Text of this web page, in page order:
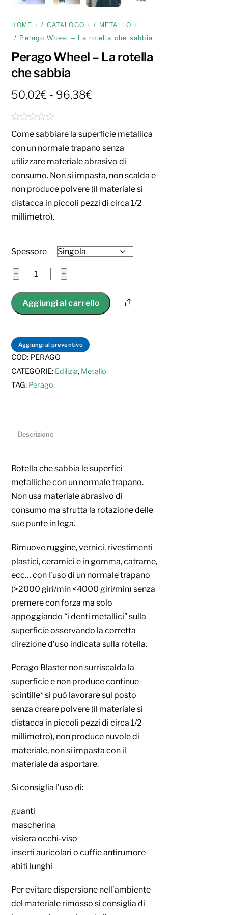
HOME / CATALOGO / METALLO
/ Perago Wheel – La rotella che sabbia
Perago Wheel – La rotella
che sabbia
50,02€ - 96,38€Fascia
da
50,02€
a
96,38€
a
l
u
t
t
o
0
s
5
Come sabbiare la superficie metallica
con un normale trapano senza
utilizzare materiale abrasivo di
consumo. Non si impasta, non scalda e
non produce polvere (il materiale si
distacca in piccoli pezzi di circa 1/2
millimetro).
Spessore
−
Perago
-
La
che
sabbia
quantità
+
Aggiungi al carrello Share
Aggiungi al preventivo
COD: PERAGO
CATEGORIE: Edilizia, Metallo
TAG: Perago
Descrizione
Rotella che sabbia le superfici
metalliche con un normale trapano.
Non usa materiale abrasivo di
consumo ma sfrutta la rotazione delle
sue punte in lega.
Rimuove ruggine, vernici, rivestimenti
plastici, ceramici e in gomma, catrame,
ecc… con l’uso di un normale trapano
(>2000 giri/min <4000 giri/min) senza
premere con forza ma solo
appoggiando “i denti metallici” sulla
superficie osservando la corretta
direzione d’uso indicata sulla rotella.
Perago Blaster non surriscalda la
superficie e non produce continue
scintille* si può lavorare sul posto
senza creare polvere (il materiale si
distacca in piccoli pezzi di circa 1/2
millimetro), non produce nuvole di
materiale, non si impasta con il
materiale da asportare.
Si consiglia l’uso di:
guanti
mascherina
visiera occhi-viso
inserti auricolari o cuffie antirumore
abiti lunghi
Per evitare dispersione nell’ambiente
del materiale rimosso si consiglia di